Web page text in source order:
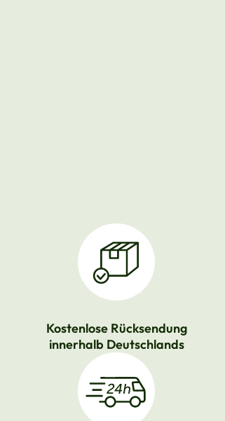
Kostenlose Rücksendung
innerhalb Deutschlands